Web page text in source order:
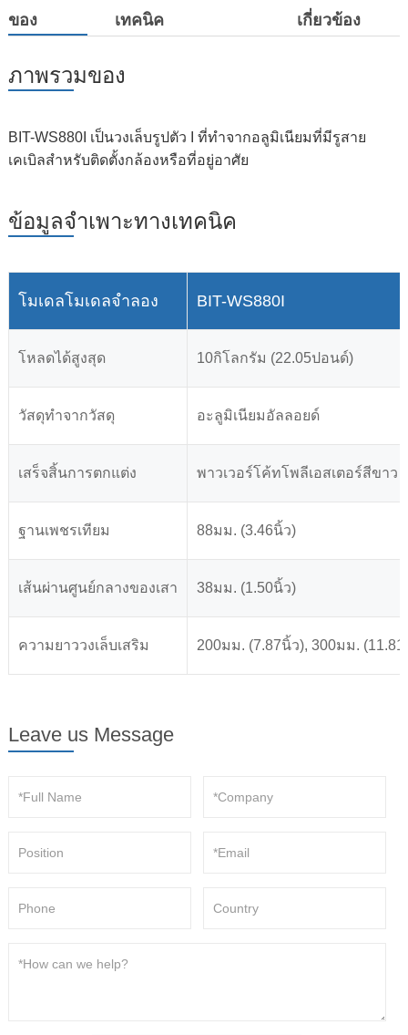
ของ
เทคนิค
เกี่ยวข้อง
ภาพรวมของ
BIT-WS880I เป็นวงเล็บรูปตัว I ที่ทำจากอลูมิเนียมที่มีรูสาย
เคเบิลสำหรับติดตั้งกล้องหรือที่อยู่อาศัย
ข้อมูลจำเพาะทางเทคนิค
โมเดลโมเดลจำลอง BIT-WS880I
โหลดได้สูงสุด 10กิโลกรัม (22.05ปอนด์)
วัสดุทำจากวัสดุ อะลูมิเนียมอัลลอยด์
เสร็จสิ้นการตกแต่ง พาวเวอร์โค้ทโพลีเอสเตอร์สีขาว
ฐานเพชรเทียม 88มม. (3.46นิ้ว)
เส้นผ่านศูนย์กลางของเสา 38มม. (1.50นิ้ว)
ความยาววงเล็บเสริม 200มม. (7.87นิ้ว), 300มม.
Leave us Message